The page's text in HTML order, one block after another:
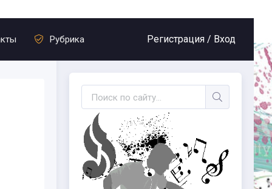
Рубрика Регистрация / Вход